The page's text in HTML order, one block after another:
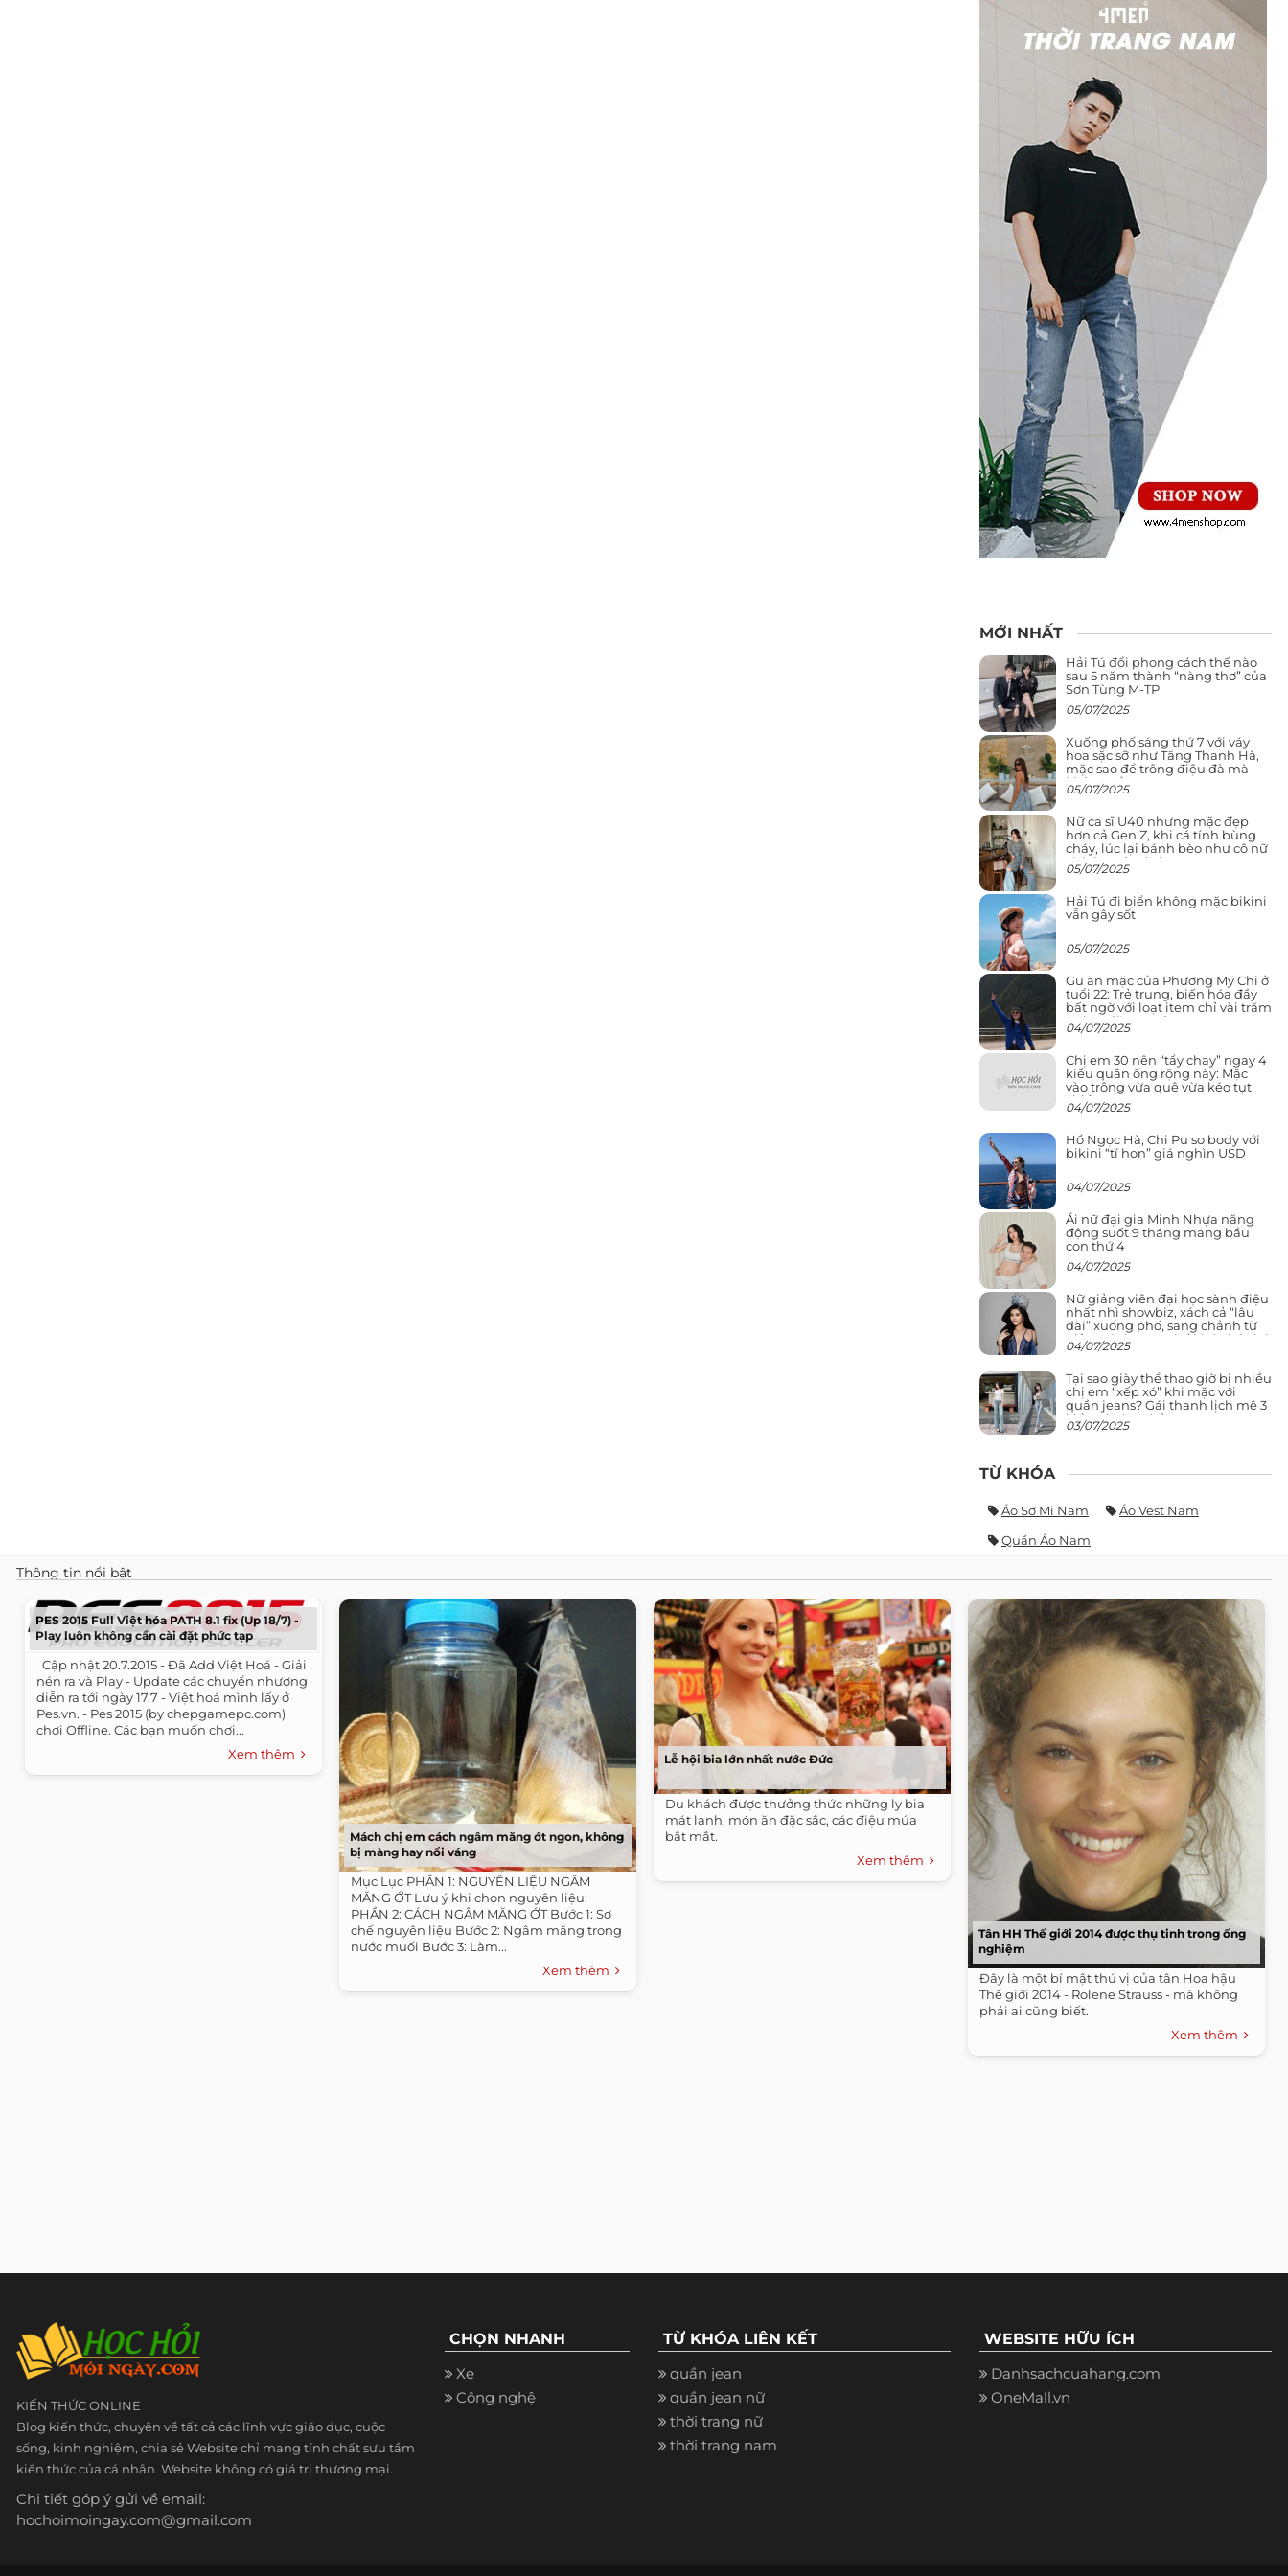
MỚI NHẤT
Hải Tú đổi phong cách thế nào
sau 5 năm thành “nàng thơ” của
Sơn Tùng M-TP
05/07/2025
Xuống phố sáng thứ 7 với váy
hoa sặc sỡ như Tăng Thanh Hà,
mặc sao để trông điệu đà mà
không sến
05/07/2025
Nữ ca sĩ U40 nhưng mặc đẹp
hơn cả Gen Z, khi cá tính bùng
cháy, lúc lại bánh bèo như cô nữ
chính ngôn tình
05/07/2025
Hải Tú đi biển không mặc bikini
vẫn gây sốt
05/07/2025
Gu ăn mặc của Phương Mỹ Chi ở
tuổi 22: Trẻ trung, biến hóa đầy
bất ngờ với loạt item chỉ vài trăm
nghìn đã mua được
04/07/2025
Chị em 30 nên “tẩy chay” ngay 4
kiểu quần ống rộng này: Mặc
vào trông vừa quê vừa kéo tụt
chiều cao
04/07/2025
Hồ Ngọc Hà, Chi Pu so body với
bikini “tí hon” giá nghìn USD
04/07/2025
Ái nữ đại gia Minh Nhựa năng
động suốt 9 tháng mang bầu
con thứ 4
04/07/2025
Nữ giảng viên đại học sành điệu
nhất nhì showbiz, xách cả “lâu
đài” xuống phố, sang chảnh từ
giảng đường ra phố khó ai đọ lại
04/07/2025
Tại sao giày thể thao giờ bị nhiều
chị em “xếp xó” khi mặc với
quần jeans? Gái thanh lịch mê 3
kiểu này hơn hẳn
03/07/2025
TỪ KHÓA
Áo Sơ Mi Nam
Áo Vest Nam
Quần Áo Nam
Thông tin nổi bật
PES 2015 Full Việt hóa PATH 8.1 fix (Up 18/7) -
Play luôn không cần cài đặt phức tạp
​ ​ Cập nhật 20.7.2015 - Đã Add Việt Hoá - Giải
nén ra và Play - Update các chuyển nhượng
diễn ra tới ngày 17.7 - Việt hoá mình lấy ở
Pes.vn. - Pes 2015 (by chepgamepc.com)
chơi Offline. Các bạn muốn chơi...
Xem thêm
Mách chị em cách ngâm măng ớt ngon, không
bị màng hay nổi váng
Mục Lục PHẦN 1: NGUYÊN LIỆU NGÂM
MĂNG ỚT Lưu ý khi chọn nguyên liệu:
PHẦN 2: CÁCH NGÂM MĂNG ỚT Bước 1: Sơ
chế nguyên liệu Bước 2: Ngâm măng trong
nước muối Bước 3: Làm...
Xem thêm
Lễ hội bia lớn nhất nước Đức
Du khách được thưởng thức những ly bia
mát lạnh, món ăn đặc sắc, các điệu múa
bắt mắt.
Xem thêm
Tân HH Thế giới 2014 được thụ tinh trong ống
nghiệm
Đây là một bí mật thú vị của tân Hoa hậu
Thế giới 2014 - Rolene Strauss - mà không
phải ai cũng biết.
Xem thêm
KIẾN THỨC ONLINE
Blog kiến thức, chuyên về tất cả các lĩnh vực giáo dục, cuộc
sống, kinh nghiệm, chia sẻ Website chỉ mang tính chất sưu tầm
kiến thức của cá nhân. Website không có giá trị thương mại.
Chi tiết góp ý gửi về email:
hochoimoingay.com@gmail.com
CHỌN NHANH
Xe
Công nghệ
TỪ KHÓA LIÊN KẾT
quần jean
quần jean nữ
thời trang nữ
thời trang nam
WEBSITE HỮU ÍCH
Danhsachcuahang.com
OneMall.vn